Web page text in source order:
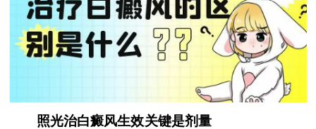
照光治白癜风生效关键是剂量